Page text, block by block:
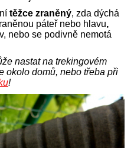
těžce zraněný, zda dýchá
páteř nebo hlavu,
nebo se podivně nemotá
nastat na trekingovém
okolo domů, nebo třeba při
!